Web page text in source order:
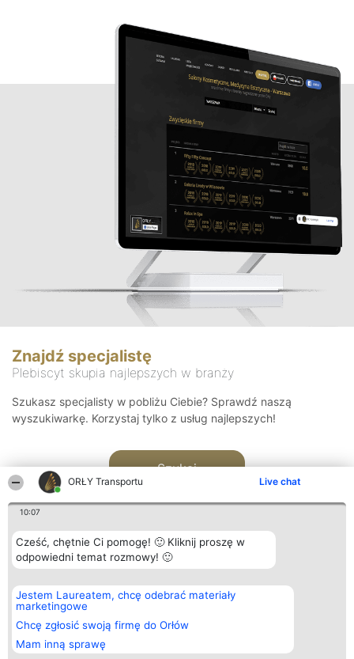
ORŁY Transportu Live chat
10:07
Cześć, chętnie Ci pomogę! 🙂 Kliknij proszę w
odpowiedni temat rozmowy! 🙂
Jestem Laureatem, chcę odebrać materiały
marketingowe
Chcę zgłosić swoją firmę do Orłów
Mam inną sprawę
Znajdź specjalistę
Plebiscyt skupia najlepszych w branży
Szukasz specjalisty w pobliżu Ciebie? Sprawdź naszą
wyszukiwarkę. Korzystaj tylko z usług najlepszych!
Szukaj
Organizator plebiscytu
Bright Side Solutions sp. z o.
o. sp. k.
ul. Ruska 22
Wrocław 50-079
KRS 0000749100 | Regon
381313360 | NIP 8943132676
Plebiscyt
Laureaci
wszystkich
Laureatów
Regulamin
Kontakt
Kontakt